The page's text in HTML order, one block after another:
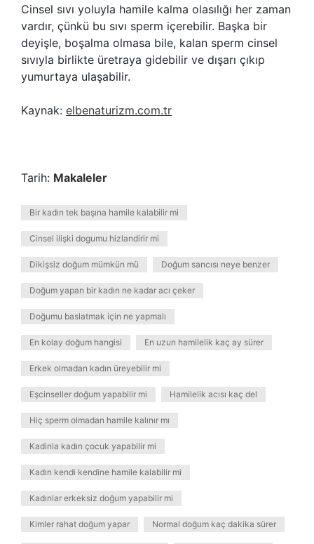
Cinsel sıvı yoluyla hamile kalma olasılığı her zaman
vardır, çünkü bu sıvı sperm içerebilir. Başka bir
deyişle, boşalma olmasa bile, kalan sperm cinsel
sıvıyla birlikte üretraya gidebilir ve dışarı çıkıp
yumurtaya ulaşabilir.
Kaynak: elbenaturizm.com.tr
Tarih: Makaleler
Bir kadın tek başına hamile kalabilir mi
Cinsel ilişki dogumu hizlandirir mi
Dikişsiz doğum mümkün mü Doğum sancısı neye benzer
Doğum yapan bir kadın ne kadar acı çeker
Doğumu baslatmak için ne yapmalı
En kolay doğum hangisi En uzun hamilelik kaç ay sürer
Erkek olmadan kadın üreyebilir mi
Eşcinseller doğum yapabilir mi Hamilelik acısı kaç del
Hiç sperm olmadan hamile kalınır mı
Kadinla kadın çocuk yapabilir mi
Kadın kendi kendine hamile kalabilir mi
Kadınlar erkeksiz doğum yapabilir mi
Kimler rahat doğum yapar Normal doğum kaç dakika sürer